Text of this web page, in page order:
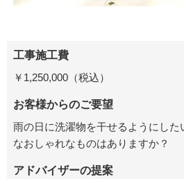
工事施工費
￥1,250,000（税込）
お客様からのご要望
雨の日に洗濯物を干せるようにした
なおしゃれなものはありますか？
アドバイザーの提案